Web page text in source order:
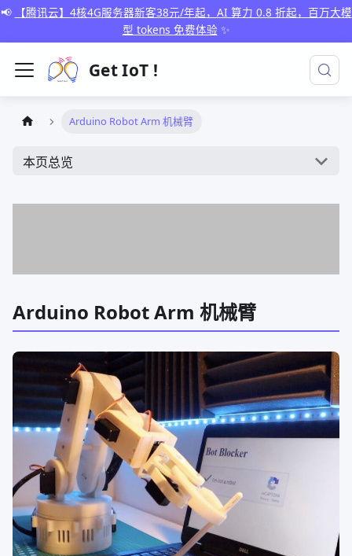
📢
【腾讯云】4核4G服务器新客38元/年起，AI 算力 0.8 折起，百万大模
型 tokens 免费体验 ✨
Get IoT !
Arduino Robot Arm 机械臂
本页总览
Arduino Robot Arm 机械臂